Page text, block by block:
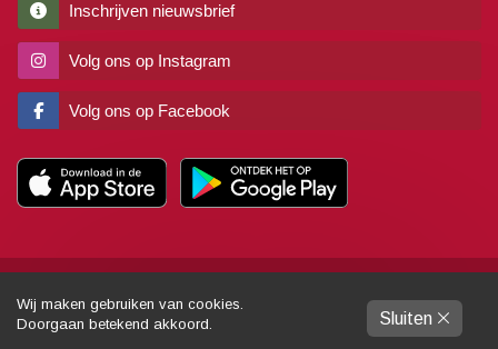
Wij maken gebruiken van cookies.
Doorgaan betekend akkoord.
Sluiten
Inschrijven nieuwsbrief
Volg ons op Instagram
Volg ons op Facebook
Partners
Sitemap Colofon Dynamies